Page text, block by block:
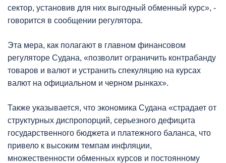
сектор, установив для них выгодный обменный курс», -
говорится в сообщении регулятора.
Эта мера, как полагают в главном финансовом
регуляторе Судана, «позволит ограничить контрабанду
товаров и валют и устранить спекуляцию на курсах
валют на официальном и черном рынках».
Также указывается, что экономика Судана «страдает от
структурных диспропорций, серьезного дефицита
государственного бюджета и платежного баланса, что
привело к высоким темпам инфляции,
множественности обменных курсов и постоянному